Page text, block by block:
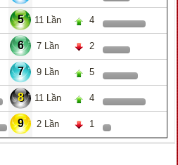
5 11 Lần 4
6 7 Lần 2
7 9 Lần 5
8 11 Lần 4
9 2 Lần 1